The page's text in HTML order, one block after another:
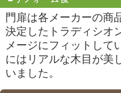
門扉は各メーカーの商
決定したトラディシオ
メージにフィットして
にはリアルな木目が美
いました。